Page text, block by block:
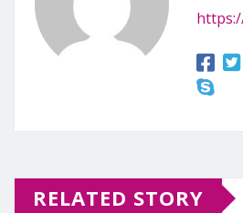
RELATED STORY